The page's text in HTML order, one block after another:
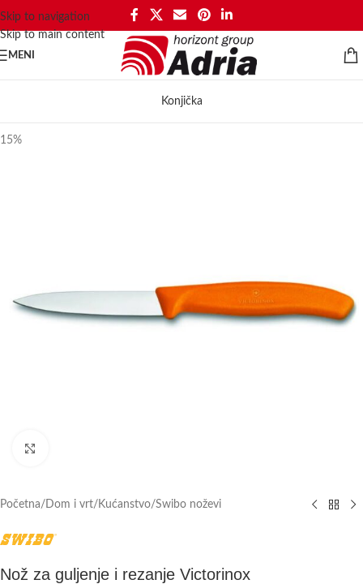
Skip to navigation
Skip to main content
MENI
Konjička
15%
Početna/ Dom i vrt/ Kućanstvo/Swibo noževi
Nož za guljenje i rezanje Victorinox